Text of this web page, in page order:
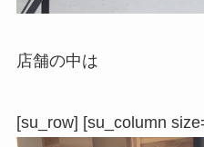
店舗の中は
[su_row] [su_column